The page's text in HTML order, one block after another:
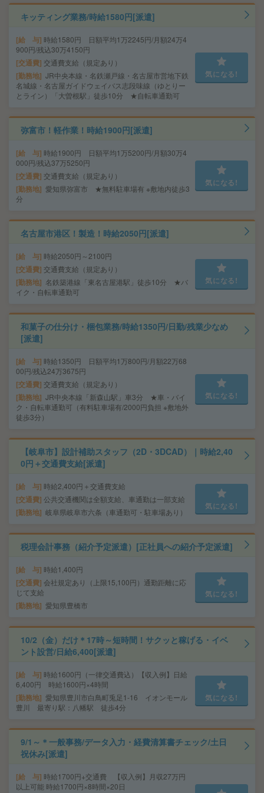
キッティング業務/時給1580円[派遣]
給 与 時給1580円 日額平均1万2245円/月額24万4
900円/残込30万4150円
交通費 交通費支給（規定あり）
勤務地 JR中央本線・名鉄瀬戸線・名古屋市営地下鉄
名城線・名古屋ガイドウェイバス志段味線（ゆとりー
とライン）「大曽根駅」徒歩10分 ★自転車通勤可
気になる!
弥富市！軽作業！時給1900円[派遣]
給 与 時給1900円 日額平均1万5200円/月額30万4
000円/残込37万5250円
交通費 交通費支給（規定あり）
勤務地 愛知県弥富市 ★無料駐車場有 ※敷地内徒歩3
分
気になる!
名古屋市港区！製造！時給2050円[派遣]
給 与 時給2050円～2100円
交通費 交通費支給（規定あり）
勤務地 名鉄築港線「東名古屋港駅」徒歩10分 ★バ
イク・自転車通勤可
気になる!
和菓子の仕分け・梱包業務/時給1350円/日勤/残業少なめ
[派遣]
給 与 時給1350円 日額平均1万800円/月額22万68
00円/残込24万3675円
交通費 交通費支給（規定あり）
勤務地 JR中央本線「新森山駅」車3分 ★車・バイ
ク・自転車通勤可（有料駐車場有/2000円負担 ※敷地外
徒歩3分）
気になる!
【岐阜市】設計補助スタッフ（2D・3DCAD）｜時給2,40
0円＋交通費支給[派遣]
給 与 時給2,400円＋交通費支給
交通費 公共交通機関は全額支給、車通勤は一部支給
勤務地 岐阜県岐阜市六条（車通勤可・駐車場あり）
気になる!
税理会計事務（紹介予定派遣）[正社員への紹介予定派遣]
給 与 時給1,400円
交通費 会社規定あり（上限15,100円）通勤距離に応
じて支給
勤務地 愛知県豊橋市
気になる!
10/2（金）だけ＊17時～短時間！サクッと稼げる・イベ
ント設営/日給6,400[派遣]
給 与 時給1600円（一律交通費込）【収入例】日給
6,400円 時給1600円×4時間
勤務地 愛知県豊川市白鳥町兎足1-16 イオンモール
豊川 最寄り駅：八幡駅 徒歩4分
気になる!
9/1～＊一般事務/データ入力・経費清算書チェック/土日
祝休み[派遣]
給 与 時給1700円+交通費 【収入例】月収27万円
以上可能 時給1700円×8時間×20日